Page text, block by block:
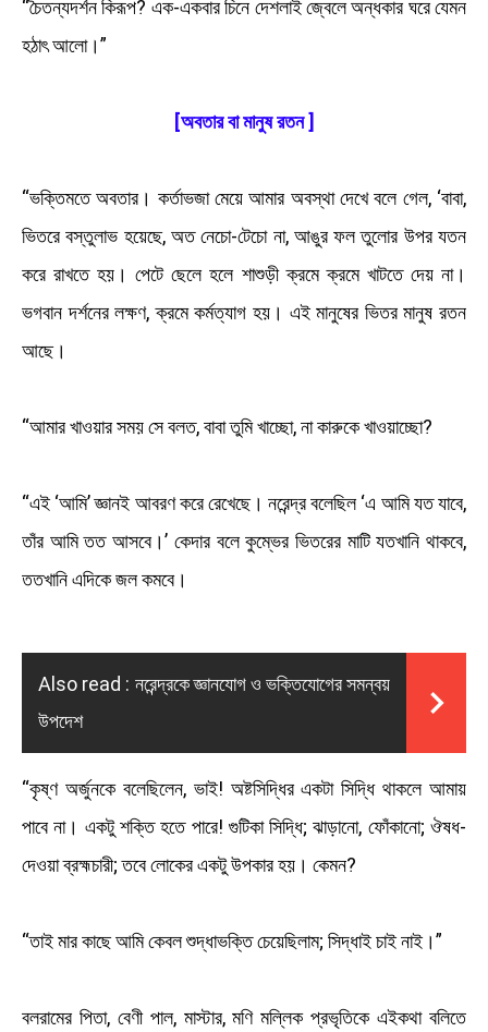
“চৈতন্যদর্শন কিরূপ? এক-একবার চিনে দেশলাই জ্বেলে অন্ধকার ঘরে যেমন
হঠাৎ আলো।”
[অবতার বা মানুষ রতন ]
“ভক্তিমতে অবতার। কর্তাভজা মেয়ে আমার অবস্থা দেখে বলে গেল, ‘বাবা,
ভিতরে বস্তুলাভ হয়েছে, অত নেচো-টেচো না, আঙুর ফল তুলোর উপর যতন
করে রাখতে হয়। পেটে ছেলে হলে শাশুড়ী ক্রমে ক্রমে খাটতে দেয় না।
ভগবান দর্শনের লক্ষণ, ক্রমে কর্মত্যাগ হয়। এই মানুষের ভিতর মানুষ রতন
আছে।
“আমার খাওয়ার সময় সে বলত, বাবা তুমি খাচ্ছো, না কারুকে খাওয়াচ্ছো?
“এই ‘আমি’ জ্ঞানই আবরণ করে রেখেছে। নরেন্দ্র বলেছিল ‘এ আমি যত যাবে,
তাঁর আমি তত আসবে।’ কেদার বলে কুম্ভের ভিতরের মাটি যতখানি থাকবে,
ততখানি এদিকে জল কমবে।
Also read : নরেন্দ্রকে জ্ঞানযোগ ও ভক্তিযোগের সমন্বয়
উপদেশ
“কৃষ্ণ অর্জুনকে বলেছিলেন, ভাই! অষ্টসিদ্ধির একটা সিদ্ধি থাকলে আমায়
পাবে না। একটু শক্তি হতে পারে! গুটিকা সিদ্ধি; ঝাড়ানো, ফোঁকানো; ঔষধ-
দেওয়া ব্রহ্মচারী; তবে লোকের একটু উপকার হয়। কেমন?
“তাই মার কাছে আমি কেবল শুদ্ধাভক্তি চেয়েছিলাম; সিদ্ধাই চাই নাই।”
বলরামের পিতা, বেণী পাল, মাস্টার, মণি মল্লিক প্রভৃতিকে এইকথা বলিতে